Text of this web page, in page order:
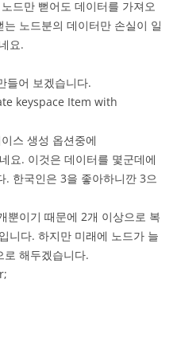
드만 뻗어도 데이터를 가져오
노드분의 데이터만 손실이 일
요.
들어 보겠습니다.
keyspace Item with
스 생성 옵션중에
요. 이것은 데이터를 몇군데에
. 한국인은 3을 좋아하니깐 3으
뿐이기 때문에 2개 이상으로 복
니다. 하지만 미래에 노드가 늘
로 해두겠습니다.